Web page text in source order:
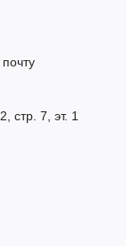
стр. 7, эт. 1